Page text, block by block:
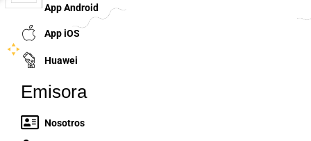
App Android
App iOS
Huawei
Emisora
Nosotros